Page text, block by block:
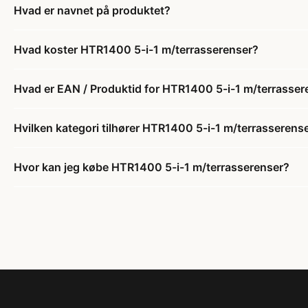
Hvad er navnet på produktet?
Hvad koster HTR1400 5-i-1 m/terrasserenser?
Hvad er EAN / Produktid for HTR1400 5-i-1 m/
Hvilken kategori tilhører HTR1400 5-i-1 m/
Hvor kan jeg købe HTR1400 5-i-1 m/terrasserenser?